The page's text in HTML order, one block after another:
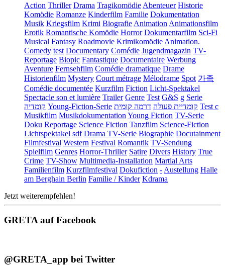
Action Thriller Drama Tragikomödie Abenteuer Historie
Komödie Romanze Kinderfilm Familie Dokumentation
Musik Kriegsfilm Krimi Biografie Animation Animationsfilm
Erotik Romantische Komödie Horror Dokumentarfilm Sci-Fi
Musical Fantasy Roadmovie Krimikomödie Animation.
Comedy test Documentary Comédie Jugendmagazin TV-
Reportage Biopic Fantastique Documentaire Werbung
Aventure Fernsehfilm Comédie dramatique Drame
Historienfilm Mystery Court métrage Mélodrame Spot 가족
Comédie documentée Kurzfilm Fiction Licht-Spektakel
Spectacle son et lumière Trailer Genre Test G&S g Serie
קומדיה Young-Fiction-Serie קומדיית פעולה דרמה קומית
Test c
Musikfilm Musikdokumentation Young Fiction TV-Serie
Doku Reportage Science Fiction Tanzfilm Science-Fiction
Lichtspektakel sdf Drama TV-Serie Biographie Docutainment
Filmfestival Western Festival Romantik TV-Sendung
Spielfilm Genres Horror-Thriller Satire Divers History True
Crime TV-Show Multimedia-Installation Martial Arts
Familienfilm Kurzfilmfestival Dokufiction - Austellung Halle
am Berghain Berlin Familie / Kinder Kdrama
Jetzt weiterempfehlen!
GRETA auf Facebook
@GRETA_app bei Twitter